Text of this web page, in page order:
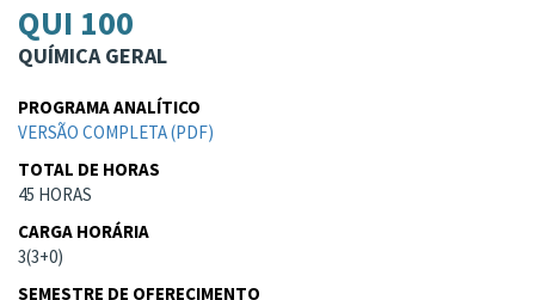
QUI 100
QUÍMICA GERAL
PROGRAMA ANALÍTICO
VERSÃO COMPLETA (PDF)
TOTAL DE HORAS
45 HORAS
CARGA HORÁRIA
3(3+0)
SEMESTRE DE OFERECIMENTO